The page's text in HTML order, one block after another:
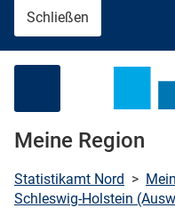
Schließen
Meine Region
Statistikamt Nord >
Schleswig-Holstein